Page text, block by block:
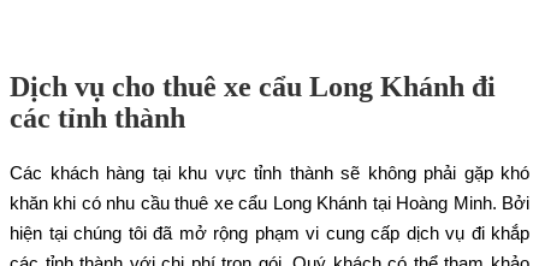
Dịch vụ cho thuê xe cẩu Long Khánh đi
các tỉnh thành
Các khách hàng tại khu vực tỉnh thành sẽ không phải gặp khó
khăn khi có nhu cầu thuê xe cẩu Long Khánh tại Hoàng Minh. Bởi
hiện tại chúng tôi đã mở rộng phạm vi cung cấp dịch vụ đi khắp